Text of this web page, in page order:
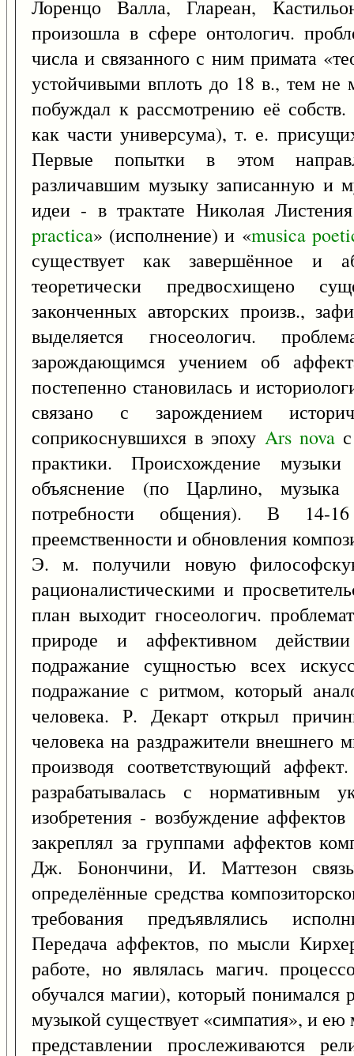
Лоренцо Валла, Глареан,
произошла в сфере онтологич.
числа и связанного с ним примата
устойчивыми вплоть до 18 в., тем не
побуждал к рассмотрению её собств.
как части универсума), т. е.
Первые попытки в этом
различавшим музыку записанную и
идеи - в трактате Николая
practica» (исполнение) и «musica
существует как завершённое и
теоретически предвосхищено
законченных авторских произв.,
выделяется гносеологич.
зарождающимся учением об
постепенно становилась и
связано с зарождением
соприкоснувшихся в эпоху Ars novaс
практики. Происхождение
объяснение (по Царлино, музыка
потребности общения). В 14-
преемственности и обновления
Э. м. получили новую
рационалистическими и
план выходит гносеологич.
природе и аффективном
подражание сущностью всех
подражание с ритмом, который
человека. Р. Декарт открыл
человека на раздражители внешнего
производя соответствующий
разрабатывалась с нормативным
изобретения - возбуждение
закреплял за группами аффектов
Дж. Бонончини, И. Маттезон
определённые средства
требования предъявлялись
Передача аффектов, по мысли
работе, но являлась магич.
обучался магии), который
музыкой существует «симпатия», и
представлении прослеживаются